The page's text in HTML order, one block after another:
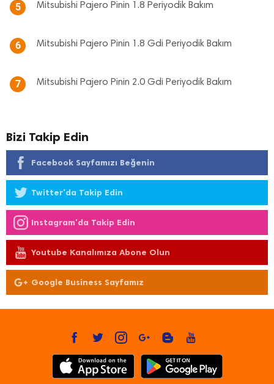
5 Mitsubishi Pajero Pinin 1.8 Periyodik Bakım
6 Mitsubishi Pajero Pinin 1.8 Gdi Periyodik Bakım
7 Mitsubishi Pajero Pinin 2.0 Gdi Periyodik Bakım
Bizi Takip Edin
Facebook Sayfamızı Beğenin
Twitter'da Takip Edin
Instagram'da Takip Edin
Youtube Kanalımıza Abone Olun
Google Business Sayfamız